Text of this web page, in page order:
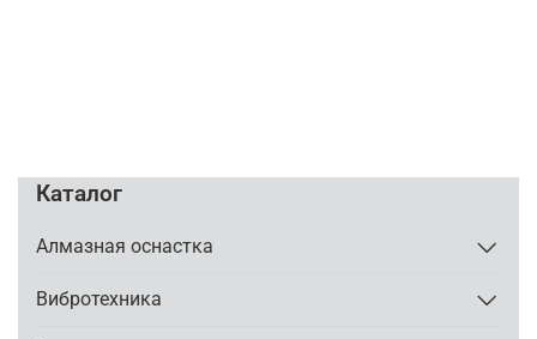
Каталог
Алмазная оснастка
Вибротехника